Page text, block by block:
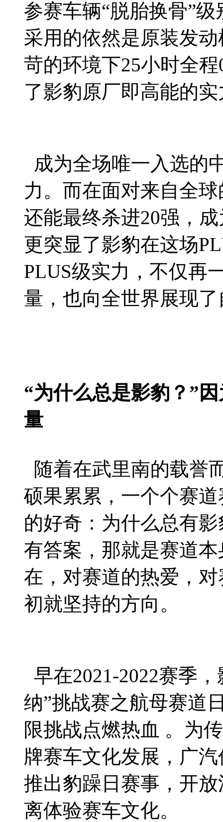
参赛车辆“脱胎换骨”
采用的依然是原装发
苛的环境下25小时全
了影豹原厂即高能的
成为全场唯一入选的
力。而在面对来自全
还能最终杀进20强，
更突显了影豹在这场
PLUS级实力，不仅再
量，也向全世界展现
“为什么总是影豹？”
量
随着在武里南的载誉
硕果累累，一个个赛
的好奇：为什么总有
有答案，那就是赛道
在，对赛道的热爱，
初就坚持的方向。
早在2021-2022赛季
纳”挑战赛之航母赛道
限挑战点燃热血 。为
牌赛车文化发展，广
推出豹躁日赛事，开
离体验赛车文化。